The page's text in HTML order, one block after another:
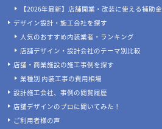
【2026年最新】店舗開業・改装に使える補助金
デザイン設計・施工会社を探す
人気のおすすめ内装業者・ランキング
店舗デザイン・設計会社のテーマ別比較
店舗・商業施設の施工事例を探す
業種別 内装工事の費用相場
設計施工会社、事例の閲覧履歴
店舗デザインのプロに聞いてみた！
ご利用者様の声